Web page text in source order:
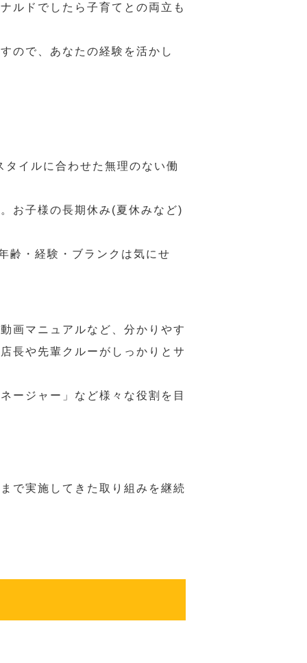
ルドでしたら子育てとの両立も
ので、あなたの経験を活かし
イルに合わせた無理のない働
お子様の長期休み(夏休みなど)
齢・経験・ブランクは気にせ
画マニュアルなど、分かりやす
長や先輩クルーがしっかりとサ
ージャー」など様々な役割を目
で実施してきた取り組みを継続